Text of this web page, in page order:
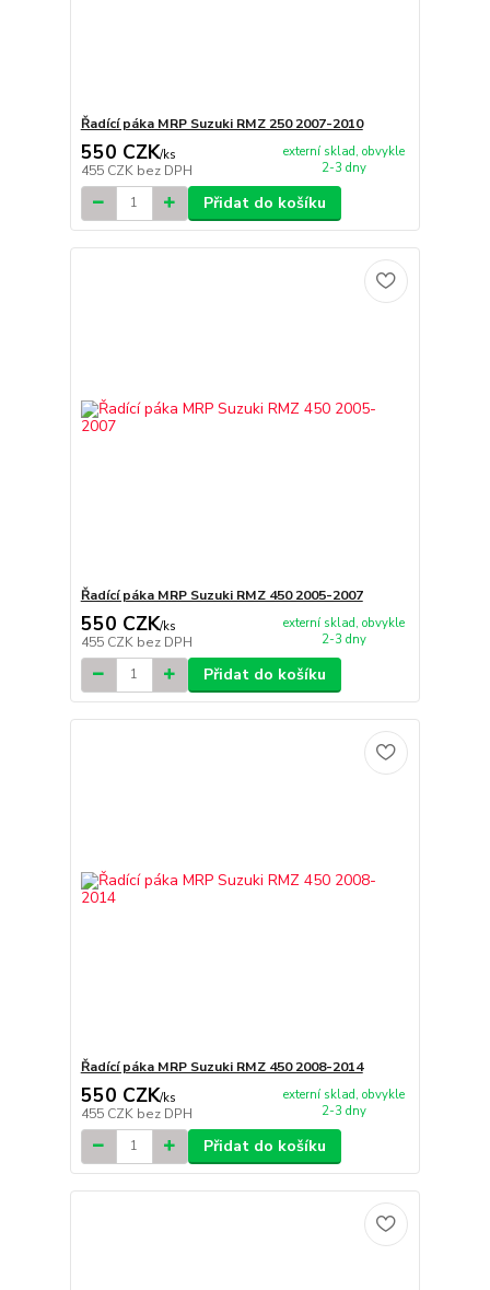
Řadící páka MRP Suzuki RMZ 250 2007-2010
550 CZK/ks
455 CZK bez DPH
externí sklad, obvykle
2-3 dny
Přidat do košíku
Řadící páka MRP Suzuki RMZ 450 2005-2007
550 CZK/ks
455 CZK bez DPH
externí sklad, obvykle
2-3 dny
Přidat do košíku
Řadící páka MRP Suzuki RMZ 450 2008-2014
550 CZK/ks
455 CZK bez DPH
externí sklad, obvykle
2-3 dny
Přidat do košíku